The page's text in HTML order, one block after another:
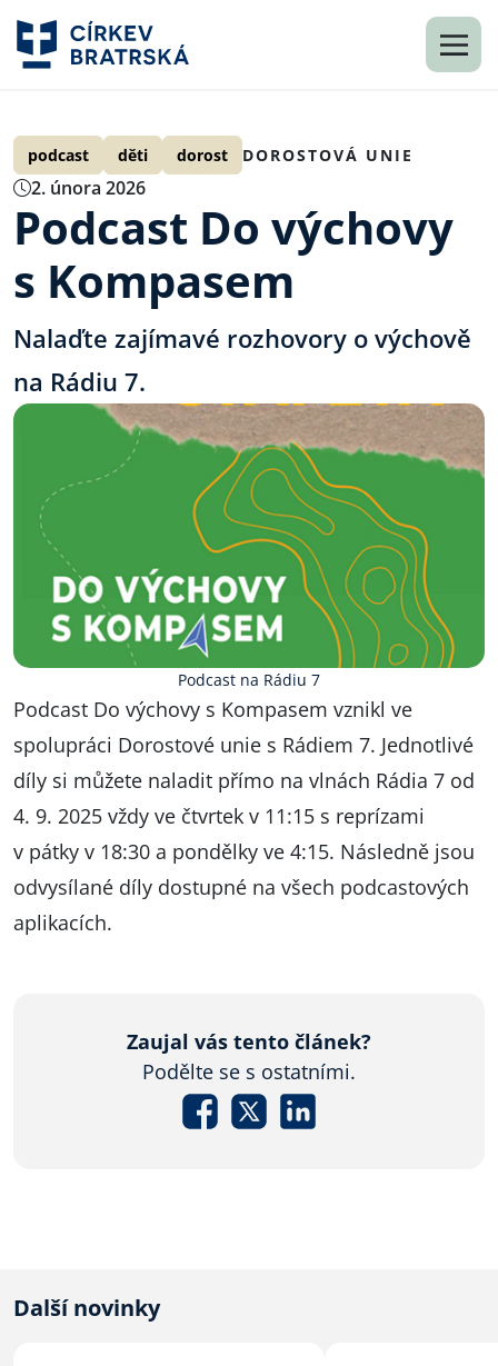
podcast děti dorost DOROSTOVÁ UNIE
2. února 2026
Podcast Do výchovy
s Kompasem
Nalaďte zajímavé rozhovory o výchově
na Rádiu 7.
Podcast na Rádiu 7
Podcast Do výchovy s Kompasem vznikl ve
spolupráci Dorostové unie s Rádiem 7. Jednotlivé
díly si můžete naladit přímo na vlnách Rádia 7 od
4. 9. 2025 vždy ve čtvrtek v 11:15 s reprízami
v pátky v 18:30 a pondělky ve 4:15. Následně jsou
odvysílané díly dostupné na všech podcastových
aplikacích.
Zaujal vás tento článek?
Podělte se s ostatními.
Další novinky